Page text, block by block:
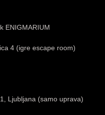
ENIGMARIUM
4 (igre escape room)
Ljubljana (samo uprava)